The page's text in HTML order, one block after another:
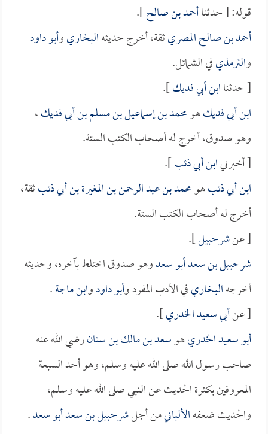
قوله: [ حدثناأحمد بن صالح].
أحمد بن صالح المصريثقة، أخرج حديثهالبخاريوأبو داود
والترمذيفي الشمائل.
[ حدثناابن أبي فديك].
ابن أبي فديكهومحمد بن إسماعيل بن مسلم بن أبي فديك،
وهو صدوق، أخرج له أصحاب الكتب الستة.
[ أخبرنيابن أبي ذئب].
ابن أبي ذئبهومحمد بن عبد الرحمن بن المغيرة بن أبي ذئبثقة،
أخرج له أصحاب الكتب الستة.
[ عنشرحبيل].
شرحبيل بن سعد أبو سعدوهو صدوق اختلط بآخره، وحديثه
أخرجهالبخاريفي الأدب المفرد وأبو داودوابن ماجة.
[ عنأبي سعيد الخدري].
أبو سعيد الخدريهوسعد بن مالك بن سنانرضي الله عنه
صاحب رسول الله صلى الله عليه وسلم، وهو أحد السبعة
المعروفين بكثرة الحديث عن النبي صلى الله عليه وسلم،
والحديث ضعفهالألبانيمن أجلشرحبيل بن سعد أبو سعد.